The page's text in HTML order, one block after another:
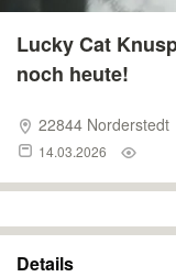
Lucky Cat
noch heute!
22844 Norderstedt
14.03.2026
Details